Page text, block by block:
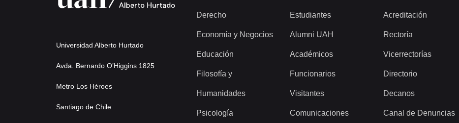
Universidad Alberto Hurtado
Avda. Bernardo O’Higgins 1825
Metro Los Héroes
Santiago de Chile
Derecho
Economía y Negocios
Educación
Filosofía y
Humanidades
Psicología
Estudiantes
Alumni UAH
Académicos
Funcionarios
Visitantes
Comunicaciones
Acreditación
Rectoría
Vicerrectorías
Directorio
Decanos
Canal de Denuncias